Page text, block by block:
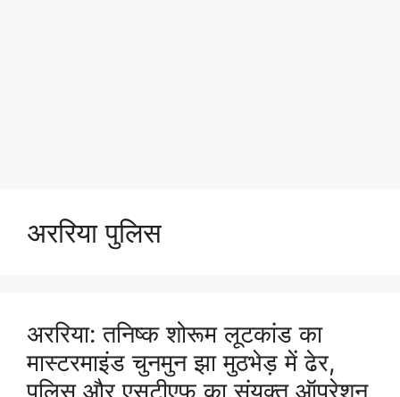
अररिया पुलिस
अररिया: तनिष्क शोरूम लूटकांड का
मास्टरमाइंड चुनमुन झा मुठभेड़ में ढेर,
पुलिस और एसटीएफ का संयुक्त ऑपरेशन